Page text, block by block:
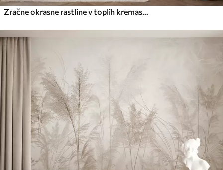
Zračne okrasne rastline v toplih kremastih odtenkih